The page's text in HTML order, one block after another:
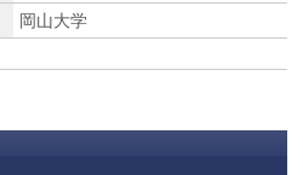
岡山大学